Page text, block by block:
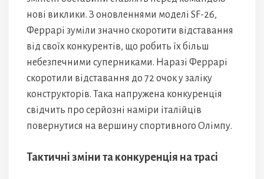
нові виклики. З оновленнями моделі SF-26,
Феррарі зуміли значно скоротити відставання
від своїх конкурентів, що робить їх більш
небезпечними суперниками. Наразі Феррарі
скоротили відставання до 72 очок у заліку
конструкторів. Така напружена конкуренція
свідчить про серйозні наміри італійців
повернутися на вершину спортивного Олімпу.
Тактичні зміни та конкуренція на трасі